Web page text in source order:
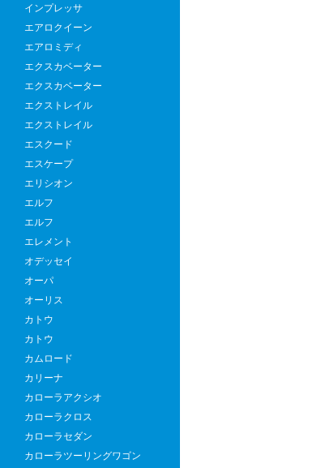
インプレッサ
エアロクイーン
エアロミディ
エクスカベーター
エクスカベーター
エクストレイル
エクストレイル
エスクード
エスケープ
エリシオン
エルフ
エルフ
エレメント
オデッセイ
オーパ
オーリス
カトウ
カトウ
カムロード
カリーナ
カローラアクシオ
カローラクロス
カローラセダン
カローラツーリングワゴン